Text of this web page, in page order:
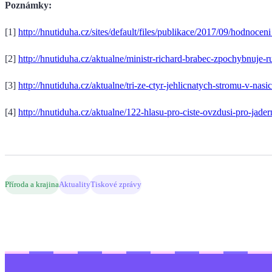
Poznámky:
[1] http://hnutiduha.cz/sites/default/files/publikace/2017/09/
[2] http://hnutiduha.cz/aktualne/ministr-richard-brabec-zpochybnuje-
[3] http://hnutiduha.cz/aktualne/tri-ze-ctyr-jehlicnatych-stromu-v-
[4] http://hnutiduha.cz/aktualne/122-hlasu-pro-ciste-ovzdusi-pro-
Příroda a krajinaAktualityTiskové zprávy